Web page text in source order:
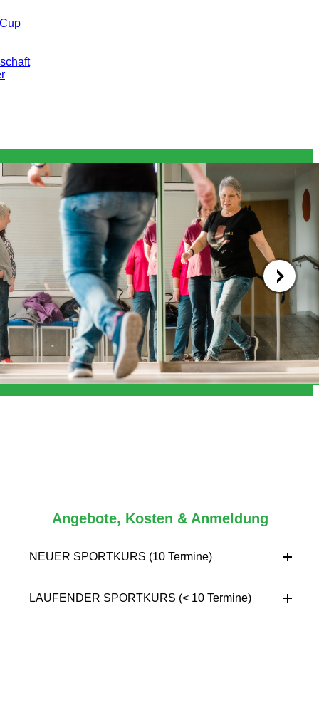
Angebote, Kosten & Anmeldung
NEUER SPORTKURS (10 Termine)
LAUFENDER SPORTKURS (< 10 Termine)